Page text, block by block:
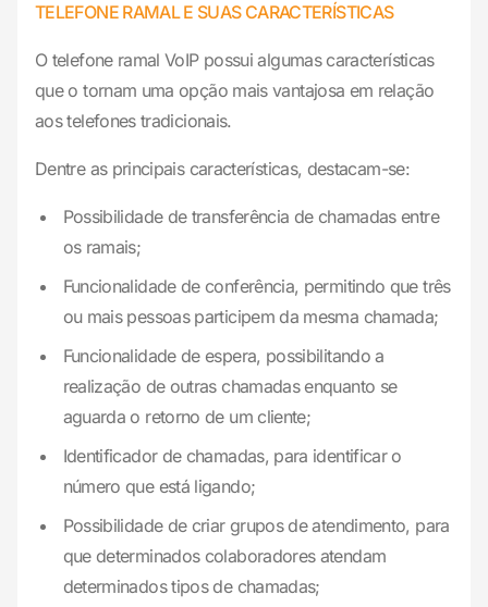
TELEFONE RAMAL E SUAS CARACTERÍSTICAS
O telefone ramal VoIP possui algumas características
que o tornam uma opção mais vantajosa em relação
aos telefones tradicionais.
Dentre as principais características, destacam-se:
Possibilidade de transferência de chamadas entre
os ramais;
Funcionalidade de conferência, permitindo que três
ou mais pessoas participem da mesma chamada;
Funcionalidade de espera, possibilitando a
realização de outras chamadas enquanto se
aguarda o retorno de um cliente;
Identificador de chamadas, para identificar o
número que está ligando;
Possibilidade de criar grupos de atendimento, para
que determinados colaboradores atendam
determinados tipos de chamadas;